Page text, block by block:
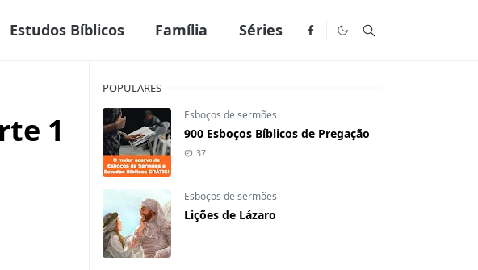
Estudos Bíblicos Família Séries
1
POPULARES
Esboços de sermões
900 Esboços Bíblicos de Pregação
37
Esboços de sermões
Lições de Lázaro